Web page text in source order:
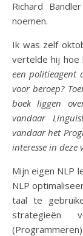
Richard
noemen.
Ik was zelf
vertelde hij hoe
een politieagent
voor beroep?
boek liggen
vandaar
vandaar het
interesse in deze
Mijn eigen NLP
NLP
taal te
(Programmeren).